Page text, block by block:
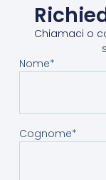
Chiamaci o
Nome*
Cognome*